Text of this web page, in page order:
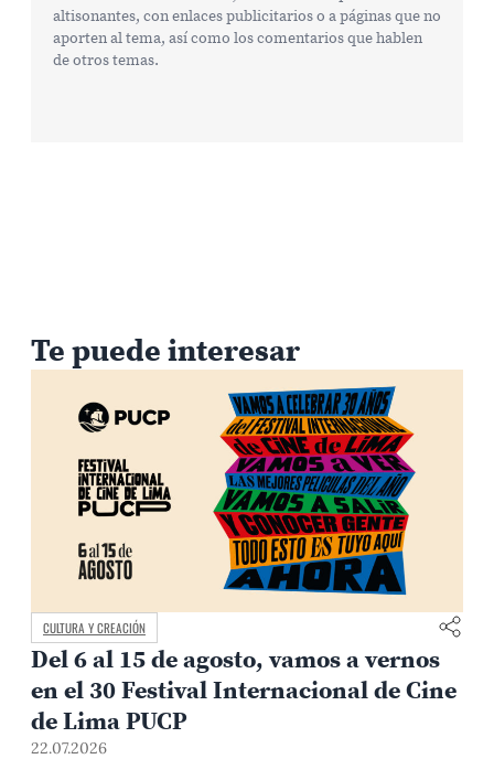
altisonantes, con enlaces publicitarios o a páginas que no
aporten al tema, así como los comentarios que hablen
de otros temas.
Te puede interesar
CULTURA Y CREACIÓN
Del 6 al 15 de agosto, vamos a vernos
en el 30 Festival Internacional de Cine
de Lima PUCP
22.07.2026